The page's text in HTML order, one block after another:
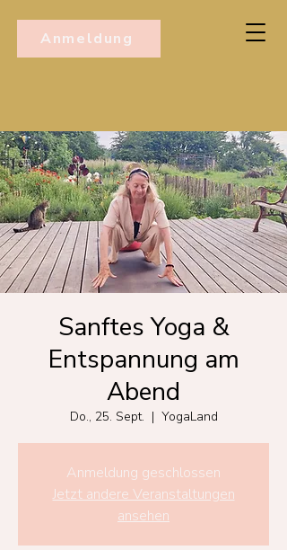
Anmeldung
Sanftes Yoga &
Entspannung am
Abend
Do., 25. Sept.
  |
YogaLand
Anmeldung geschlossen
Jetzt andere Veranstaltungen
ansehen